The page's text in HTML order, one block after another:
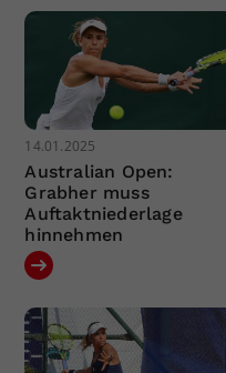
14.01.2025
Australian Open:
Grabher muss
Auftaktniederlage
hinnehmen